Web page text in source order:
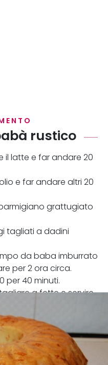
rustico
il latte e far andare 20
e far andare altri 20
grattugiato
tagliati a dadini
da baba imburrato
per 2 ora circa.
per 40 minuti.
a fette e servire